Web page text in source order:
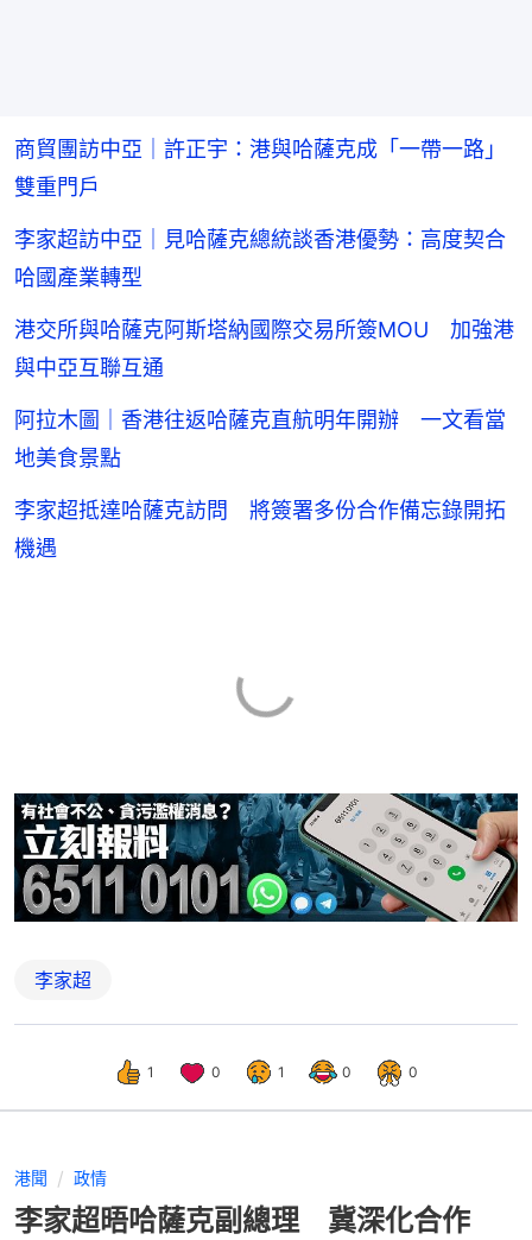
商貿團訪中亞｜許正宇：港與哈薩克成「一帶一路」
雙重門戶
李家超訪中亞｜見哈薩克總統談香港優勢：高度契合
哈國產業轉型
港交所與哈薩克阿斯塔納國際交易所簽MOU 加強港
與中亞互聯互通
阿拉木圖｜香港往返哈薩克直航明年開辦 一文看當
地美食景點
李家超抵達哈薩克訪問 將簽署多份合作備忘錄開拓
機遇
李家超
1 0 1 0 0
港聞 政情
李家超晤哈薩克副總理 冀深化合作